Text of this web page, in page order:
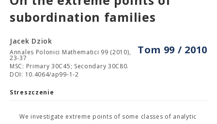
subordination families
Tom 99 / 2010
Jacek Dziok
Annales Polonici Mathematici 99 (2010),
23-37
MSC: Primary 30C45; Secondary 30C80.
DOI: 10.4064/ap99-1-2
Streszczenie
We investigate extreme points of some classes of analytic